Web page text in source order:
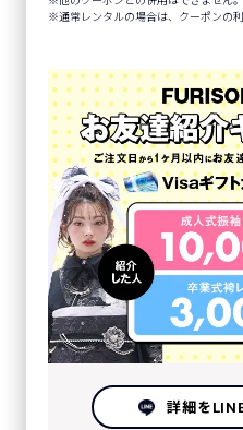
通常レンタルの場合は、クーポンの
詳細を